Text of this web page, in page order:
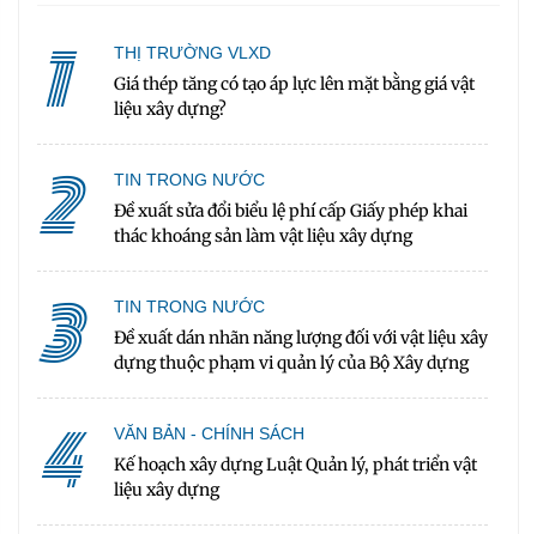
1 THỊ TRƯỜNG VLXD
Giá thép tăng có tạo áp lực lên mặt bằng giá vật
liệu xây dựng?
2 TIN TRONG NƯỚC
Đề xuất sửa đổi biểu lệ phí cấp Giấy phép khai
thác khoáng sản làm vật liệu xây dựng
3 TIN TRONG NƯỚC
Đề xuất dán nhãn năng lượng đối với vật liệu xây
dựng thuộc phạm vi quản lý của Bộ Xây dựng
4 VĂN BẢN - CHÍNH SÁCH
Kế hoạch xây dựng Luật Quản lý, phát triển vật
liệu xây dựng